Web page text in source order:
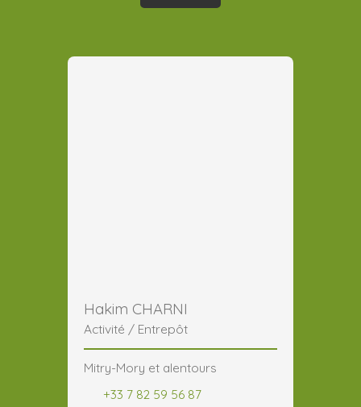
Hakim CHARNI
Activité / Entrepôt
Mitry-Mory et alentours
+33 7 82 59 56 87